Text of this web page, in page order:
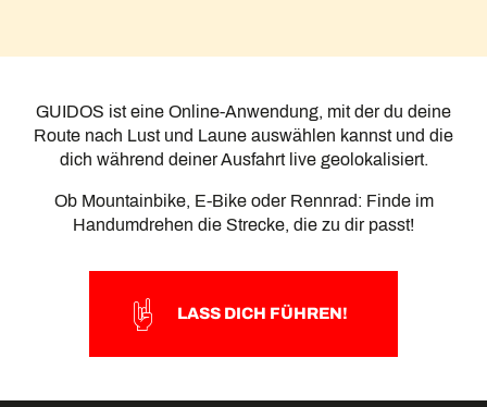
GUIDOS ist eine Online-Anwendung, mit der du deine
Route nach Lust und Laune auswählen kannst und die
dich während deiner Ausfahrt live geolokalisiert.
Ob Mountainbike, E-Bike oder Rennrad: Finde im
Handumdrehen die Strecke, die zu dir passt!
LASS DICH FÜHREN!